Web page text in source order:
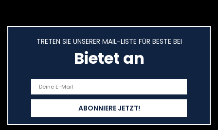
TRETEN SIE UNSERER MAIL-LISTE FÜR BESTE BEI
Bietet an